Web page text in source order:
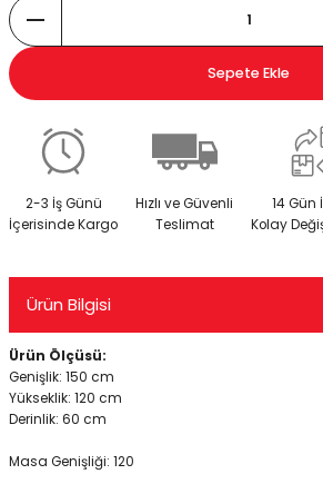
Sepete Ekle
2-3 İş Günü
İçerisinde Kargo
Hızlı ve Güvenli
Teslimat
14 Gün
Kolay
Ürün Bilgisi
Ürün Ölçüsü:
Genişlik: 150 cm
Yükseklik: 120 cm
Derinlik: 60 cm
Masa Genişliği: 120